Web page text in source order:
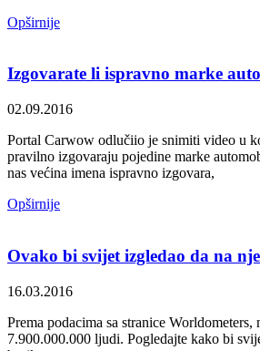
Opširnije
Izgovarate li ispravno marke
02.09.2016
Portal Carwow odlučiio je snimiti video u
pravilno izgovaraju pojedine marke
nas većina imena ispravno izgovara,
Opširnije
Ovako bi svijet izgledao da na
16.03.2016
Prema podacima sa stranice
7.900.000.000 ljudi. Pogledajte kako bi